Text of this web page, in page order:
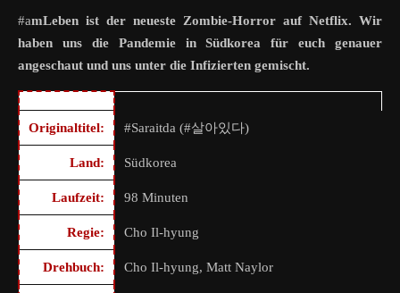
#amLeben ist der neueste Zombie-Horror auf Netflix. Wir
haben uns die Pandemie in Südkorea für euch genauer
angeschaut und uns unter die Infizierten gemischt.
Originaltitel: #Saraitda (#살아있다)
Land: Südkorea
Laufzeit: 98 Minuten
Regie: Cho Il-hyung
Drehbuch: Cho Il-hyung, Matt Naylor